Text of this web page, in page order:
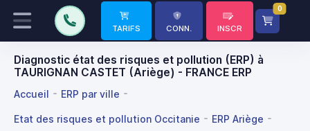
TARIFS CONN. INSCR
0
Diagnostic état des risques et pollution (ERP) à
TAURIGNAN CASTET (Ariège) - FRANCE ERP
Accueil ERP par ville
Etat des risques et pollution Occitanie ERP Ariège